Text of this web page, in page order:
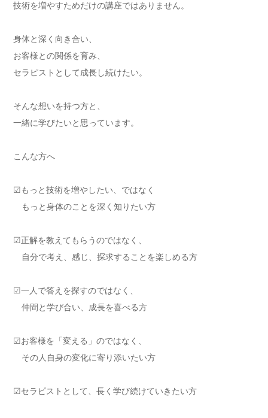
技術を増やすためだけの講座ではありません。
身体と深く向き合い、
お客様との関係を育み、
セラピストとして成長し続けたい。
そんな想いを持つ方と、
一緒に学びたいと思っています。
こんな方へ
☑もっと技術を増やしたい、ではなく
もっと身体のことを深く知りたい方
☑正解を教えてもらうのではなく、
自分で考え、感じ、探求することを楽しめる方
☑一人で答えを探すのではなく、
仲間と学び合い、成長を喜べる方
☑お客様を「変える」のではなく、
その人自身の変化に寄り添いたい方
☑セラピストとして、長く学び続けていきたい方